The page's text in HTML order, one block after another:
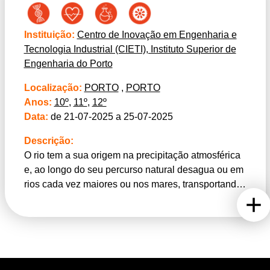
Para além de alimentos, muitas plantas e frutos
produzem/possuem produtos orgânicos de alto
valor económico (óleos, resinas, borracha, gomas,
cera, corantes, aromas, etc.).
descubras novos aspetos ligados ao uso, aplicação
e investigação de produtos naturais. Poderás
trabalhar nos nossos laboratórios e descobrir por ti
mesmo, como se obtém o ácido cítrico, uma das
substâncias mais utilizadas pela indústria alimentar
e de bebidas, a partir do limão.
Instituição: Centro de Inovação em Engenharia e
Tecnologia Industrial (CIETI), Instituto Superior de
Engenharia do Porto
Localização: PORTO, PORTO
Anos: 10º, 11º, 12º
Data: de 21-07-2025 a 25-07-2025
Descrição:
O rio tem a sua origem na precipitação atmosférica
e, ao longo do seu percurso natural desagua ou em
rios cada vez maiores ou nos mares, transportando
Os detritos naturais de origem antropogénica,